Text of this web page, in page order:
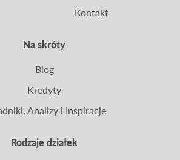
Na skróty
Rodzaje działek
Kontakt
Blog
Kredyty
Analizy i Inspiracje